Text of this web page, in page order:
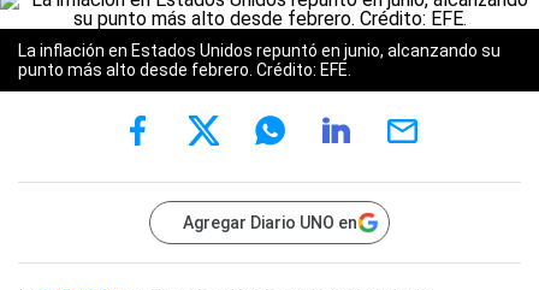
La inflación en Estados Unidos repuntó en junio, alcanzando su
punto más alto desde febrero. Crédito: EFE.
Agregar Diario UNO en